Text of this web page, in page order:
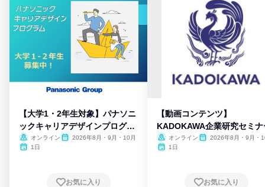
【大学1・2年生対象】パナソニ
ックキャリアデザインプログラ
ム
オンライン
2026年8月・9月・10月
1日
お気に入り
【動画コンテンツ】
KADOKAWA企業研究セミナ
オンライン
2026年8月・9月・
1日
お気に入り